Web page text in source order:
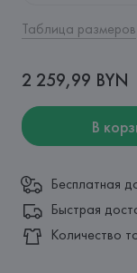
Таблица размеров
2 259,99 BYN
В
Бесплатная
Быстрая
Количество